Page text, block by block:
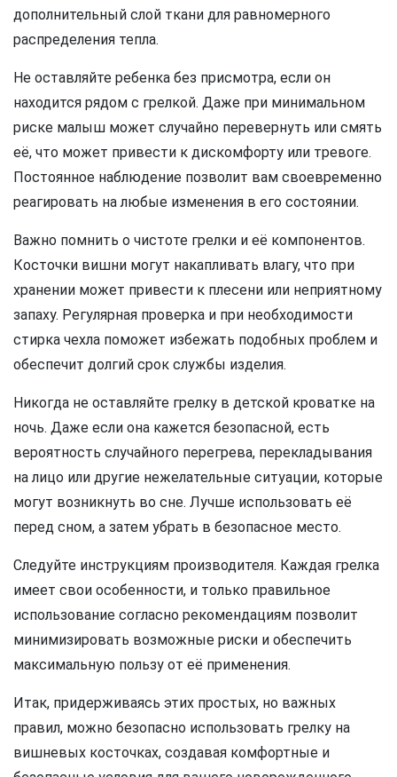
дополнительный слой ткани для равномерного
распределения тепла.
Не оставляйте ребенка без присмотра, если он
находится рядом с грелкой. Даже при минимальном
риске малыш может случайно перевернуть или смять
её, что может привести к дискомфорту или тревоге.
Постоянное наблюдение позволит вам своевременно
реагировать на любые изменения в его состоянии.
Важно помнить о чистоте грелки и её компонентов.
Косточки вишни могут накапливать влагу, что при
хранении может привести к плесени или неприятному
запаху. Регулярная проверка и при необходимости
стирка чехла поможет избежать подобных проблем и
обеспечит долгий срок службы изделия.
Никогда не оставляйте грелку в детской кроватке на
ночь. Даже если она кажется безопасной, есть
вероятность случайного перегрева, перекладывания
на лицо или другие нежелательные ситуации, которые
могут возникнуть во сне. Лучше использовать её
перед сном, а затем убрать в безопасное место.
Следуйте инструкциям производителя. Каждая грелка
имеет свои особенности, и только правильное
использование согласно рекомендациям позволит
минимизировать возможные риски и обеспечить
максимальную пользу от её применения.
Итак, придерживаясь этих простых, но важных
правил, можно безопасно использовать грелку на
вишневых косточках, создавая комфортные и